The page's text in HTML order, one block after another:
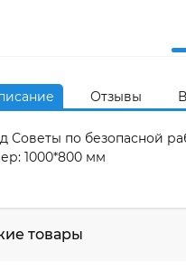
Отзывы
Советы по безопасной
1000*800 мм
товары